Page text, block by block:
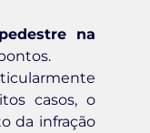
na
casos, o
da infração